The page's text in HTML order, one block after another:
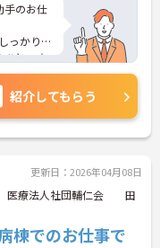
手のお仕
っかりと
ひとつ☆
、さらに
くださ
紹介してもらう
更新日：2026年04月08日
医療法人社団輔仁会 田
棟でのお仕事で